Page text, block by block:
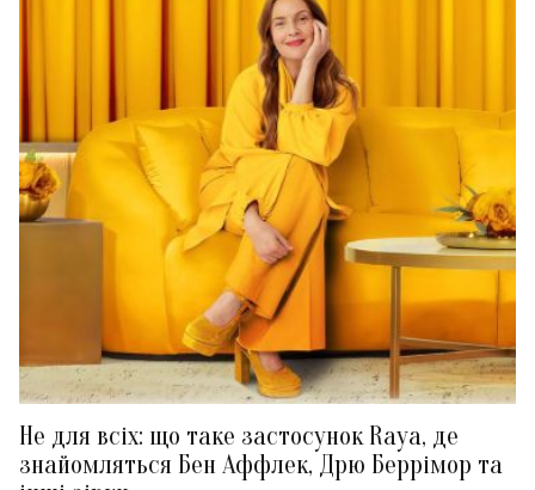
Не для всіх: що таке застосунок Raya, де
знайомляться Бен Аффлек, Дрю Беррімор та